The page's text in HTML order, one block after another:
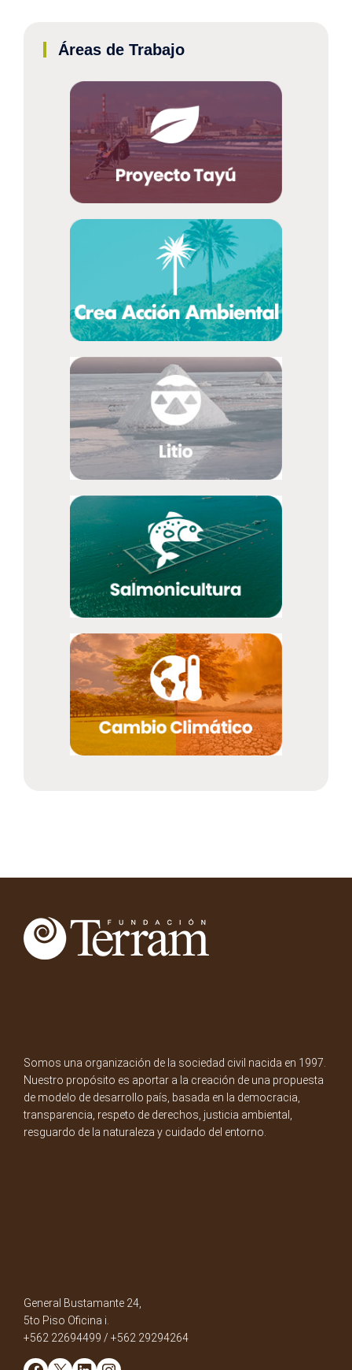
Áreas de Trabajo
Somos una organización de la sociedad civil nacida en 1997.
Nuestro propósito es aportar a la creación de una propuesta
de modelo de desarrollo país, basada en la democracia,
transparencia, respeto de derechos, justicia ambiental,
resguardo de la naturaleza y cuidado del entorno.
General Bustamante 24,
5to Piso Oficina i.
+562 22694499 / +562 29294264